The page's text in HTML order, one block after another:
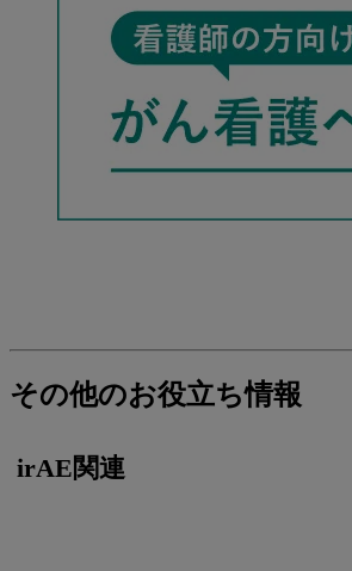
その他のお役立ち情報
irAE関連